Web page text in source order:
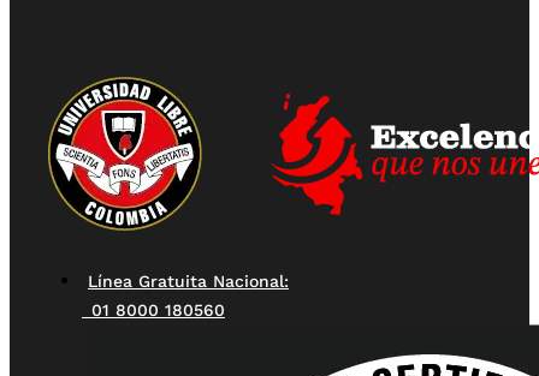
Línea Gratuita Nacional:
01 8000 180560